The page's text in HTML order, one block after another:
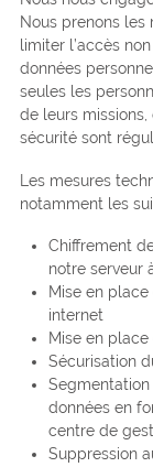
Nous prenons
limiter l’accès
données
seules les
de leurs
sécurité sont
Les mesures
notamment les
Chiffrement
notre serveur
Mise en
internet
Mise en
Sécurisation
données en
centre de
Suppression